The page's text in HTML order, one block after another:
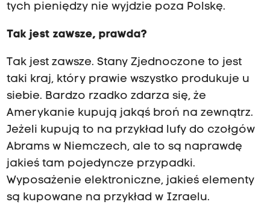
tych pieniędzy nie wyjdzie poza Polskę.
Tak jest zawsze, prawda?
Tak jest zawsze. Stany Zjednoczone to jest
taki kraj, który prawie wszystko produkuje u
siebie. Bardzo rzadko zdarza się, że
Amerykanie kupują jakąś broń na zewnątrz.
Jeżeli kupują to na przykład lufy do czołgów
Abrams w Niemczech, ale to są naprawdę
jakieś tam pojedyncze przypadki.
Wyposażenie elektroniczne, jakieś elementy
są kupowane na przykład w Izraelu.